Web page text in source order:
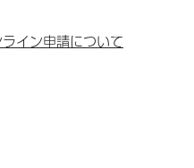
イン申請について